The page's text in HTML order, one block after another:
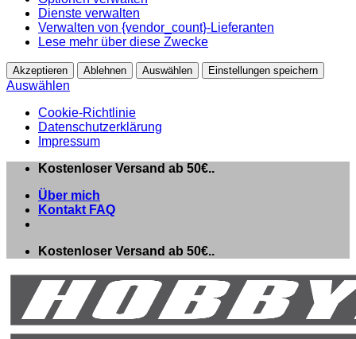
Dienste verwalten
Verwalten von {vendor_count}-Lieferanten
Lese mehr über diese Zwecke
Akzeptieren Ablehnen Auswählen Einstellungen speichern
Auswählen
Cookie-Richtlinie
Datenschutzerklärung
Impressum
Skip
content
Kostenloser Versand ab 50€..
Über mich
Kontakt FAQ
Kostenloser Versand ab 50€..